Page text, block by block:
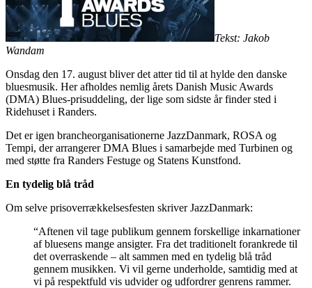
Tekst: Jakob
Wandam
Onsdag den 17. august bliver det atter tid til at hylde den danske
bluesmusik. Her afholdes nemlig årets Danish Music Awards
(DMA) Blues-prisuddeling, der lige som sidste år finder sted i
Ridehuset i Randers.
Det er igen brancheorganisationerne JazzDanmark, ROSA og
Tempi, der arrangerer DMA Blues i samarbejde med Turbinen og
med støtte fra Randers Festuge og Statens Kunstfond.
En tydelig blå tråd
Om selve prisoverrækkelsesfesten skriver JazzDanmark:
“Aftenen vil tage publikum gennem forskellige inkarnationer
af bluesens mange ansigter. Fra det traditionelt forankrede til
det overraskende – alt sammen med en tydelig blå tråd
gennem musikken. Vi vil gerne underholde, samtidig med at
vi på respektfuld vis udvider og udfordrer genrens rammer.